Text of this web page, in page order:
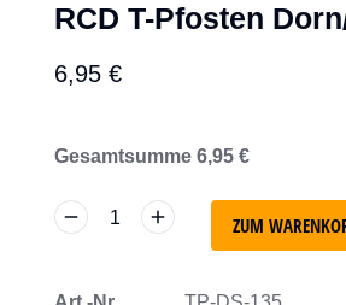
RCD T-Pfosten
6,95 €
Gesamtsumme 6,95 €
ZUM